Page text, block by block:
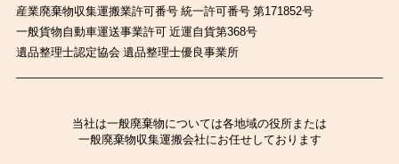
産業廃棄物収集運搬業許可番号 統一許可番号 第171852号
一般貨物自動車運送事業許可 近運自貨第368号
遺品整理士認定協会 遺品整理士優良事業所
当社は一般廃棄物については各地域の役所または
一般廃棄物収集運搬会社にお任せしております